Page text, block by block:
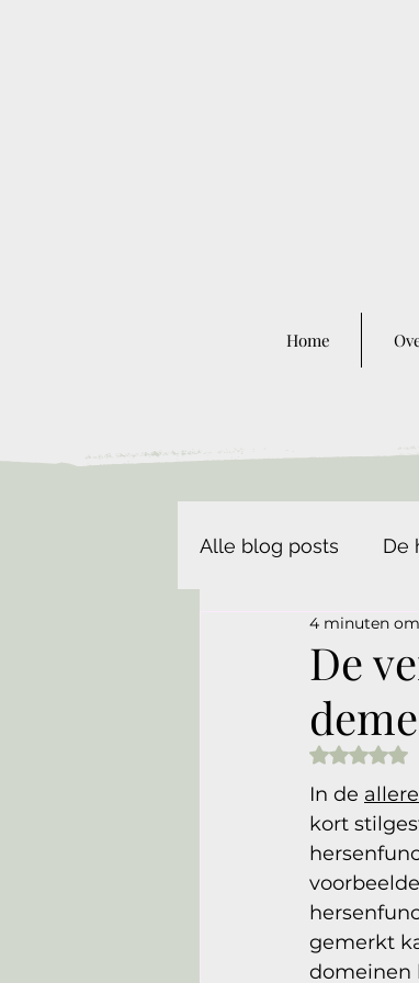
Home
Alle blog posts De
De
4 minuten
In de
kort
gemerkt
domeinen